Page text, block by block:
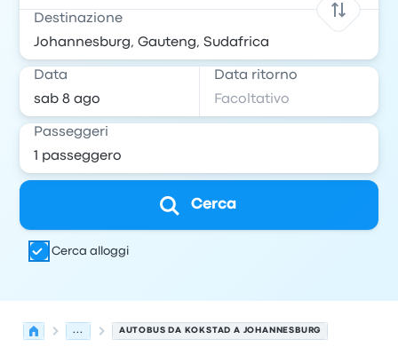
Destinazione
Data Data ritorno
Passeggeri
Cerca
Cerca alloggi
... AUTOBUS DA KOKSTAD A JOHANNESBURG